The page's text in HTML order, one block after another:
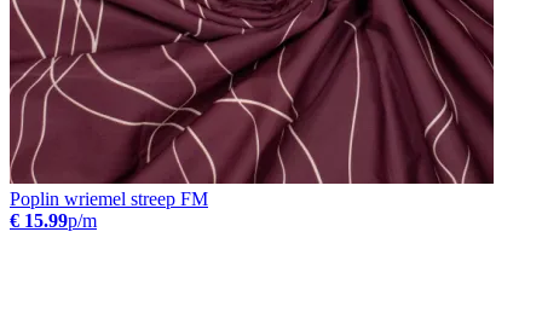
Poplin wriemel streep FM
€ 15.99p/m